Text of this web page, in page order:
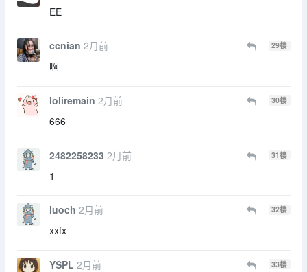
EE
ccnian 2月前 29楼
啊
loliremain 2月前 30楼
666
2482258233 2月前 31楼
1
luoch 2月前 32楼
xxfx
YSPL 2月前 33楼